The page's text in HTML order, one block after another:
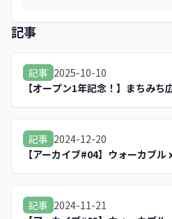
記事
記事 2025-10-10
【オープン1年記念！】まちみち
記事 2024-12-20
【アーカイブ#04】ウォーカブル
記事 2024-11-21